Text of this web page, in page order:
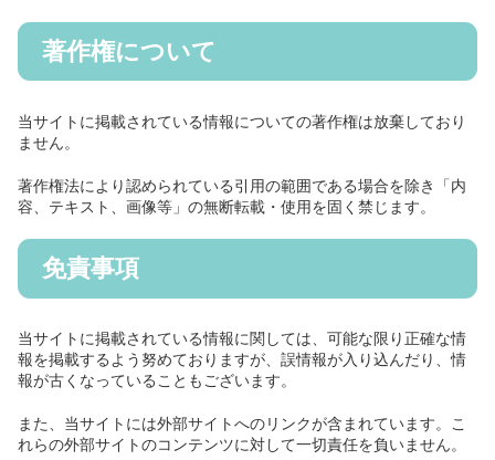
著作権について
当サイトに掲載されている情報についての著作権は放棄しており
ません。
著作権法により認められている引用の範囲である場合を除き「内
容、テキスト、画像等」の無断転載・使用を固く禁じます。
免責事項
当サイトに掲載されている情報に関しては、可能な限り正確な情
報を掲載するよう努めておりますが、誤情報が入り込んだり、情
報が古くなっていることもございます。
また、当サイトには外部サイトへのリンクが含まれています。こ
れらの外部サイトのコンテンツに対して一切責任を負いません。